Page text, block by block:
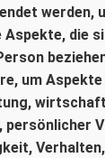
werden,
Aspekte, die
um
persönlicher